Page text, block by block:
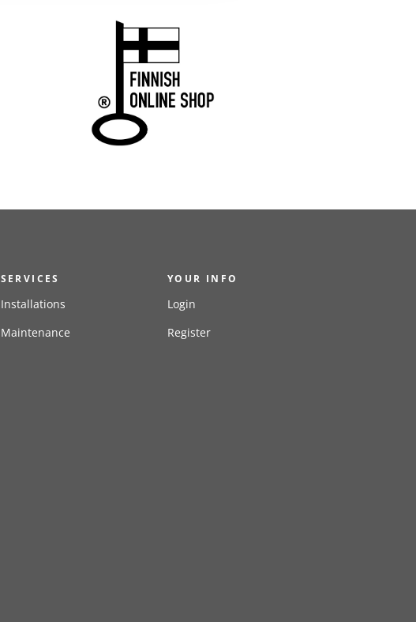
SERVICES
Installations
Maintenance
YOUR INFO
Login
Register